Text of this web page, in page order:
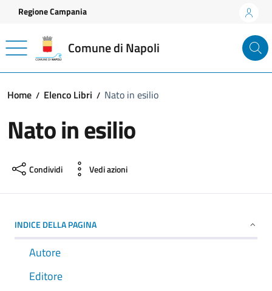
Vai ai contenuti
Vai al footer
Regione Campania
Comune di Napoli
Home Elenco Libri Nato in esilio
Nato in esilio
Condividi Vedi azioni
INDICE DELLA PAGINA
Autore
Editore